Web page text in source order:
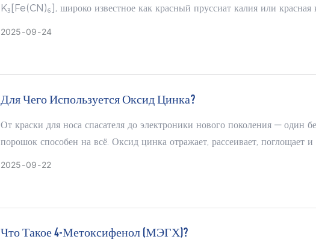
K₃[Fe(CN)₆], широко известное как красный пруссиат калия или красная
2025 09 24
Для Чего Используется Оксид Цинка?
От краски для носа спасателя до электроники нового поколения — один
порошок способен на всё. Оксид цинка отражает, рассеивает, поглощает
2025 09 22
Что Такое 4-Метоксифенол (МЭГХ)?